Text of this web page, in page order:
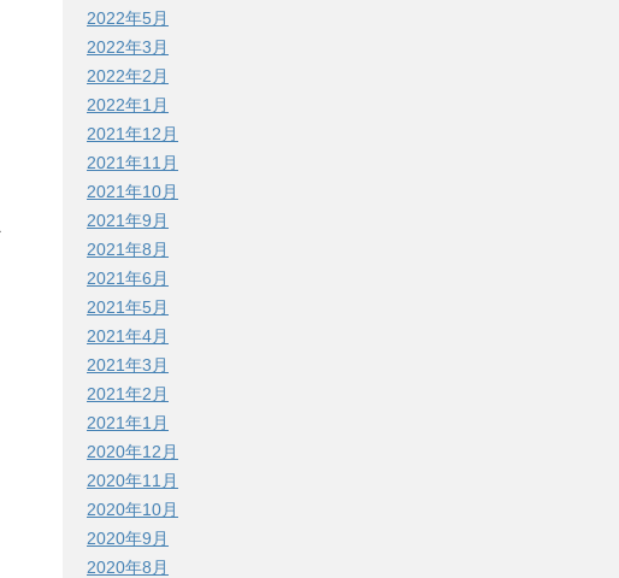
2022年5月
2022年3月
2022年2月
2022年1月
2021年12月
2021年11月
2021年10月
2021年9月
2021年8月
2021年6月
2021年5月
2021年4月
2021年3月
2021年2月
2021年1月
2020年12月
2020年11月
2020年10月
2020年9月
2020年8月